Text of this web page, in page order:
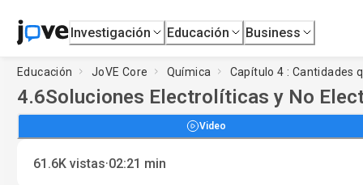
Investigación Educación Business
Educación JoVE Core Química Capítulo 4 : Cantidades
4.6Soluciones Electrolíticas y No
Video
61.6K vistas·02:21 min